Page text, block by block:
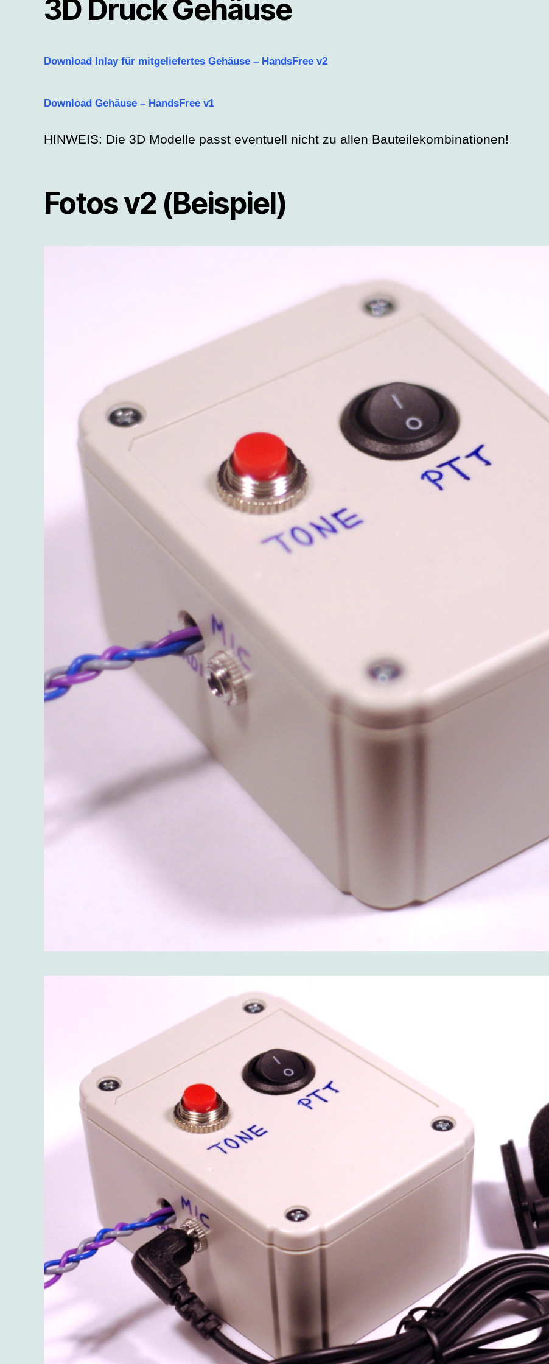
3D Druck Gehäuse
Download Inlay für mitgeliefertes Gehäuse – HandsFree v2
Download Gehäuse – HandsFree v1
HINWEIS: Die 3D Modelle passt eventuell nicht zu allen Bauteilekombinationen!
Fotos v2 (Beispiel)